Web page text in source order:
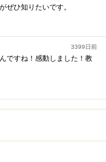
ぜひ知りたいです。
3399日前
ですね！感動しました！教